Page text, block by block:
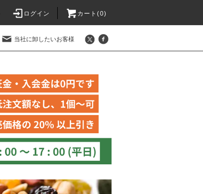
ログイン カート(0)
当社に卸したいお客様